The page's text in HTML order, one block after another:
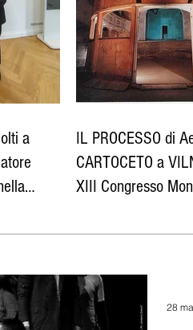
a
IL PROCESSO di
CARTOCETO a
XIII Congresso
28